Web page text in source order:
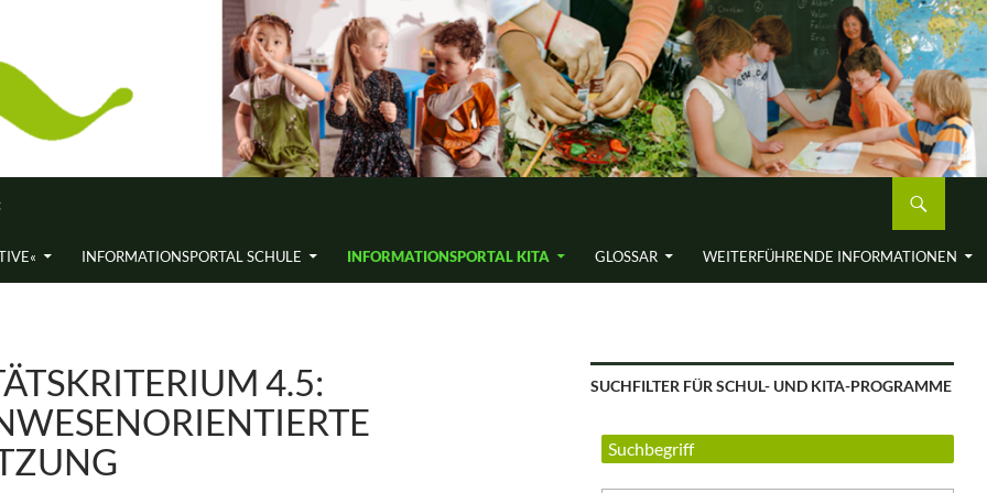
INFORMATIONS­PORTAL SCHULE INFORMATIONS­PORTAL KITA GLOSSAR WEITERFÜH­RENDE INFORMA­TIONEN
4.5:
SUCHFILTER FÜR SCHUL- UND KITA-PROGRAMME